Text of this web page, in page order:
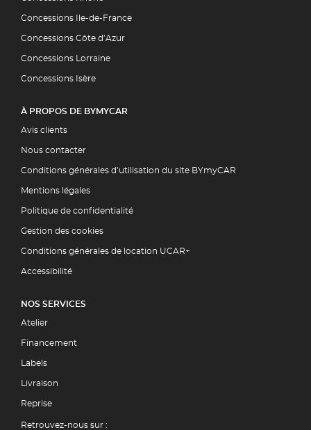
Concessions Ile-de-France
Concessions Côte d’Azur
Concessions Lorraine
Concessions Isère
À PROPOS DE BYMYCAR
Avis clients
Nous contacter
Conditions générales d’utilisation du site BYmyCAR
Mentions légales
Politique de confidentialité
Gestion des cookies
Conditions générales de location UCAR+
Accessibilité
NOS SERVICES
Atelier
Financement
Labels
Livraison
Reprise
Retrouvez-nous sur :